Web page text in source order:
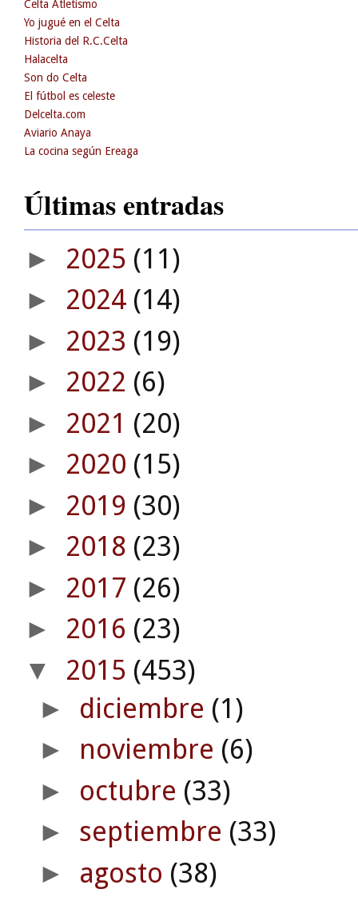
Celta Atletismo
Yo jugué en el Celta
Historia del R.C.Celta
Halacelta
Son do Celta
El fútbol es celeste
Delcelta.com
Aviario Anaya
La cocina según Ereaga
Últimas entradas
► 2025 (11)
► 2024 (14)
► 2023 (19)
► 2022 (6)
► 2021 (20)
► 2020 (15)
► 2019 (30)
► 2018 (23)
► 2017 (26)
► 2016 (23)
▼ 2015 (453)
► diciembre (1)
► noviembre (6)
► octubre (33)
► septiembre (33)
► agosto (38)